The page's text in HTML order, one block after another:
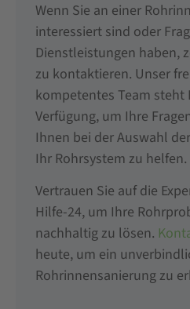
Wenn Sie an einer
interessiert sind oder
Dienstleistungen haben,
zu kontaktieren. Unser
kompetentes Team steht
Verfügung, um Ihre
Ihnen bei der Auswahl
Ihr Rohrsystem zu helfen.
Vertrauen Sie auf die
Hilfe-24, um Ihre
nachhaltig zu lösen.
heute, um ein
Rohrinnensanierung zu